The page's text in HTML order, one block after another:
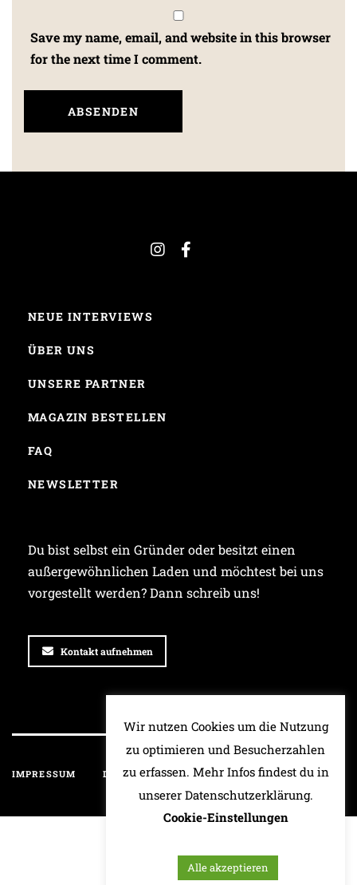
Save my name, email, and website in this browser
for the next time I comment.
NEUE INTERVIEWS
ÜBER UNS
UNSERE PARTNER
MAGAZIN BESTELLEN
FAQ
NEWSLETTER
Du bist selbst ein Gründer oder besitzt einen
außergewöhnlichen Laden und möchtest bei uns
vorgestellt werden? Dann schreib uns!
Kontakt aufnehmen
IMPRESSUM DATENSCHUTZ HAFTUNGSAUSSCHLUSS
Wir nutzen Cookies um die Nutzung
zu optimieren und Besucherzahlen
zu erfassen. Mehr Infos findest du in
unserer Datenschutzerklärung.
Cookie-Einstellungen
Alle akzeptieren